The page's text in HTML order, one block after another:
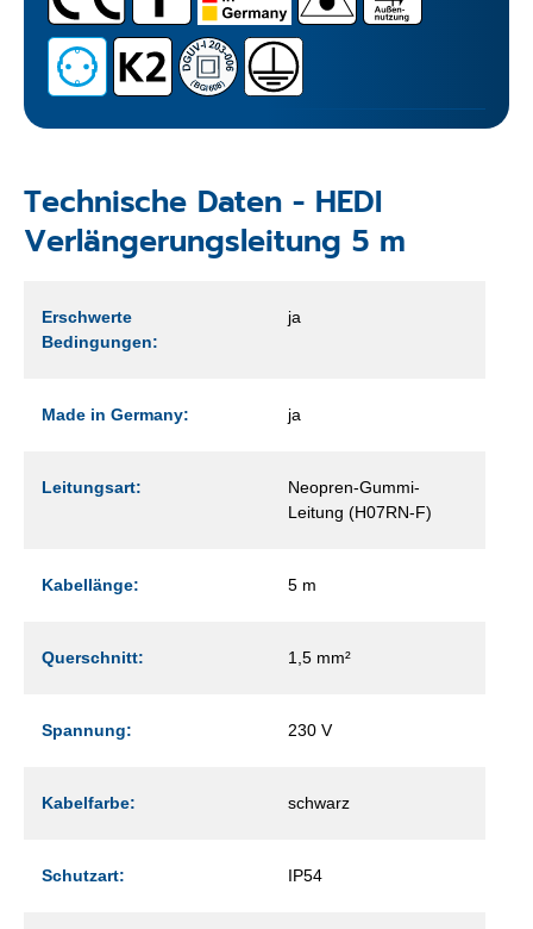
Technische Daten - HEDI
Verlängerungsleitung 5 m
Erschwerte
Bedingungen:
ja
Made in Germany: ja
Leitungsart:
Neopren-Gummi-
Leitung (H07RN-F)
Kabellänge: 5 m
Querschnitt: 1,5 mm²
Spannung: 230 V
Kabelfarbe: schwarz
Schutzart: IP54